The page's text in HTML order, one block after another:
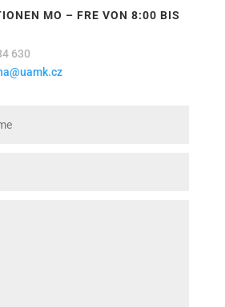
MO – FRE VON 8:00 BIS
630